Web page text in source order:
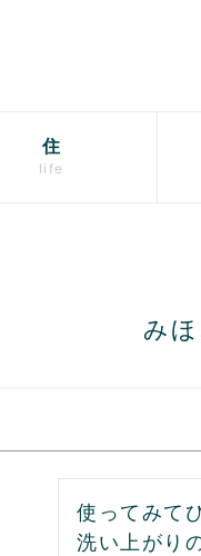
住
life
み
使ってみて
洗い上がり